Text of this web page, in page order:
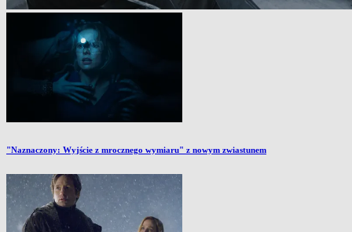
"Naznaczony: Wyjście z mrocznego wymiaru" z nowym zwiastunem